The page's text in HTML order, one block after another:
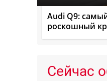
Audi Q9:
роскошный
Сейчас